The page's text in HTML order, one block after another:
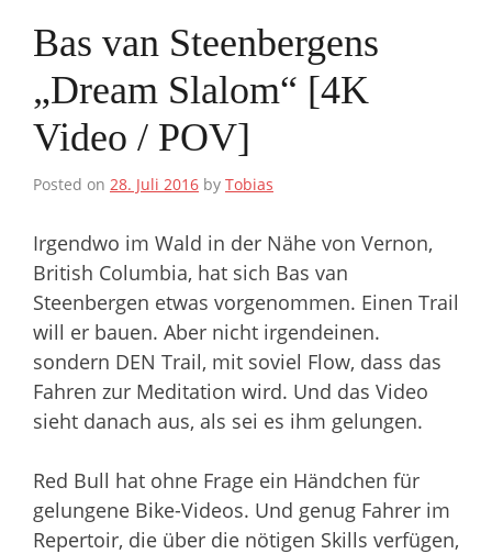
Bas van Steenbergens
„Dream Slalom“ [4K
Video / POV]
Posted on 28. Juli 2016 by Tobias
Irgendwo im Wald in der Nähe von Vernon,
British Columbia, hat sich Bas van
Steenbergen etwas vorgenommen. Einen Trail
will er bauen. Aber nicht irgendeinen.
sondern DEN Trail, mit soviel Flow, dass das
Fahren zur Meditation wird. Und das Video
sieht danach aus, als sei es ihm gelungen.
Red Bull hat ohne Frage ein Händchen für
gelungene Bike-Videos. Und genug Fahrer im
Repertoir, die über die nötigen Skills verfügen,